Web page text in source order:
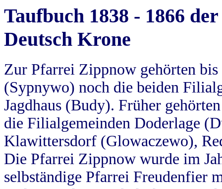
Taufbuch 1838 - 1866
Deutsch Krone
Zur Pfarrei Zippnow gehörten
(Sypnywo) noch die beiden
Jagdhaus (Budy). Früher
die Filialgemeinden Doderlage
Klawittersdorf (Glowaczewo),
Die Pfarrei Zippnow wurde im
selbständige Pfarrei Freudenfier